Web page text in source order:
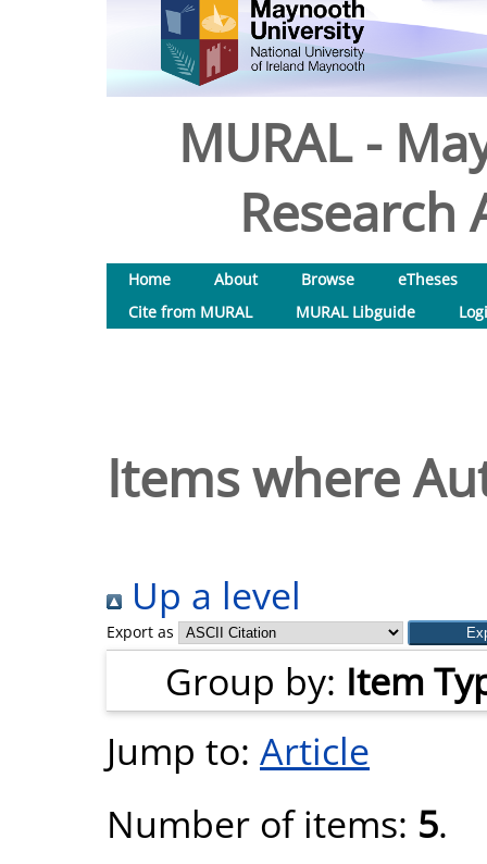
MURAL -
Research
Home About Browse
eTheses
Cite from MURAL
MURAL Libguide
Items where
Up a level
Export as
Group by: Item
Jump to: Article
Number of items: 5.